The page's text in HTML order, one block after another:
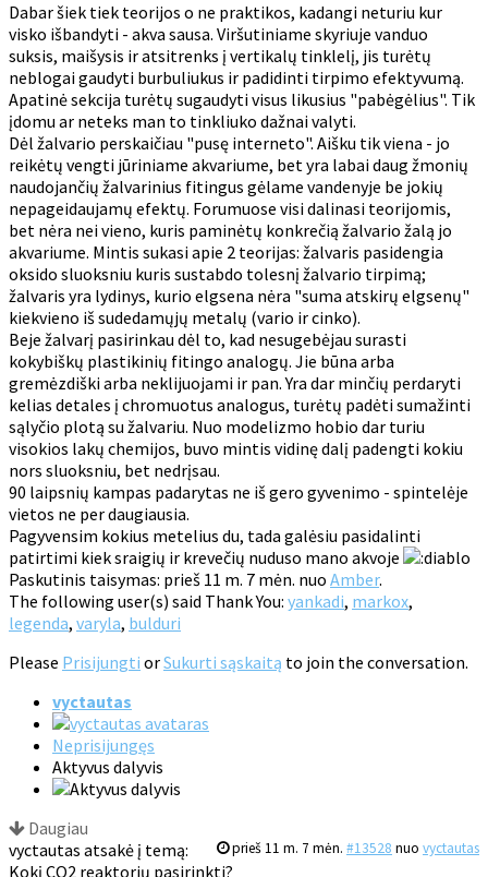
Dabar šiek tiek teorijos o ne praktikos, kadangi neturiu kur
visko išbandyti - akva sausa. Viršutiniame skyriuje vanduo
suksis, maišysis ir atsitrenks į vertikalų tinklelį, jis turėtų
neblogai gaudyti burbuliukus ir padidinti tirpimo efektyvumą.
Apatinė sekcija turėtų sugaudyti visus likusius "pabėgėlius". Tik
įdomu ar neteks man to tinkliuko dažnai valyti.
Dėl žalvario perskaičiau "pusę interneto". Aišku tik viena - jo
reikėtų vengti jūriniame akvariume, bet yra labai daug žmonių
naudojančių žalvarinius fitingus gėlame vandenyje be jokių
nepageidaujamų efektų. Forumuose visi dalinasi teorijomis,
bet nėra nei vieno, kuris paminėtų konkrečią žalvario žalą jo
akvariume. Mintis sukasi apie 2 teorijas: žalvaris pasidengia
oksido sluoksniu kuris sustabdo tolesnį žalvario tirpimą;
žalvaris yra lydinys, kurio elgsena nėra "suma atskirų elgsenų"
kiekvieno iš sudedamųjų metalų (vario ir cinko).
Beje žalvarį pasirinkau dėl to, kad nesugebėjau surasti
kokybiškų plastikinių fitingo analogų. Jie būna arba
gremėzdiški arba neklijuojami ir pan. Yra dar minčių perdaryti
kelias detales į chromuotus analogus, turėtų padėti sumažinti
sąlyčio plotą su žalvariu. Nuo modelizmo hobio dar turiu
visokios lakų chemijos, buvo mintis vidinę dalį padengti kokiu
nors sluoksniu, bet nedrįsau.
90 laipsnių kampas padarytas ne iš gero gyvenimo - spintelėje
vietos ne per daugiausia.
Pagyvensim kokius metelius du, tada galėsiu pasidalinti
patirtimi kiek sraigių ir krevečių nuduso mano akvoje
Paskutinis taisymas: prieš 11 m. 7 mėn. nuo Amber.
The following user(s) said Thank You: yankadi, markox,
legenda, varyla, bulduri
Please Prisijungti orSukurti sąskaitą to join the conversation.
vyctautas
Neprisijungęs
Aktyvus dalyvis
Daugiau
prieš 11 m. 7 mėn. #13528 nuo vyctautas
vyctautas atsakė į temą:
Kokį CO2 reaktorių pasirinkti?